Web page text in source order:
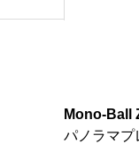
Mono-Ball
パノラマプ